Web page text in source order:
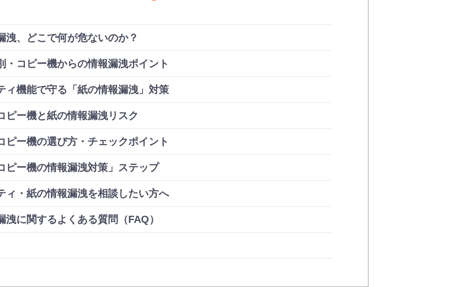
洩、どこで何が危ないのか？
・コピー機からの情報漏洩ポイント
ィ機能で守る「紙の情報漏洩」対策
ピー機と紙の情報漏洩リスク
ピー機の選び方・チェックポイント
ピー機の情報漏洩対策」ステップ
ィ・紙の情報漏洩を相談したい方へ
に関するよくある質問（FAQ）